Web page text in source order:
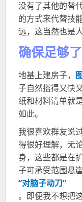
没有了其他的替
的方式来代替技
远，这当然也是
确保足够
地基上建房子，
子自然搭得又快
纸和材料清单就
如此。
我很喜欢群友说
得很好理解，无
身，这些都是在
子可承受范围悬
“对脑子动刀”
。即便我不想把